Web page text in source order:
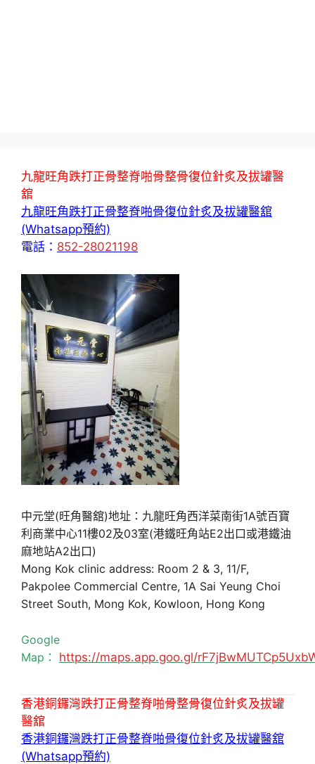
九龍旺角跌打正骨整脊啪骨整骨復位針炙及拔罐醫
舘
九龍旺角跌打正骨整脊啪骨復位針炙及拔罐醫舘
(Whatsapp預約)
電話： 852-28021198
中元堂(旺角醫舘)地址：九龍旺角西洋菜南街1A號百寶
利商業中心11樓02及03室(港鐵旺角站E2出口或港鐵油
麻地站A2出口)
Mong Kok clinic address: Room 2 & 3, 11/F,
Pakpolee Commercial Centre, 1A Sai Yeung Choi
Street South, Mong Kok, Kowloon, Hong Kong
Google
Map： https://maps.app.goo.gl/
香港銅鑼灣跌打正骨整脊啪骨整骨復位針炙及拔罐
醫舘
香港銅鑼灣跌打正骨整脊啪骨復位針炙及拔罐醫舘
(Whatsapp預約)